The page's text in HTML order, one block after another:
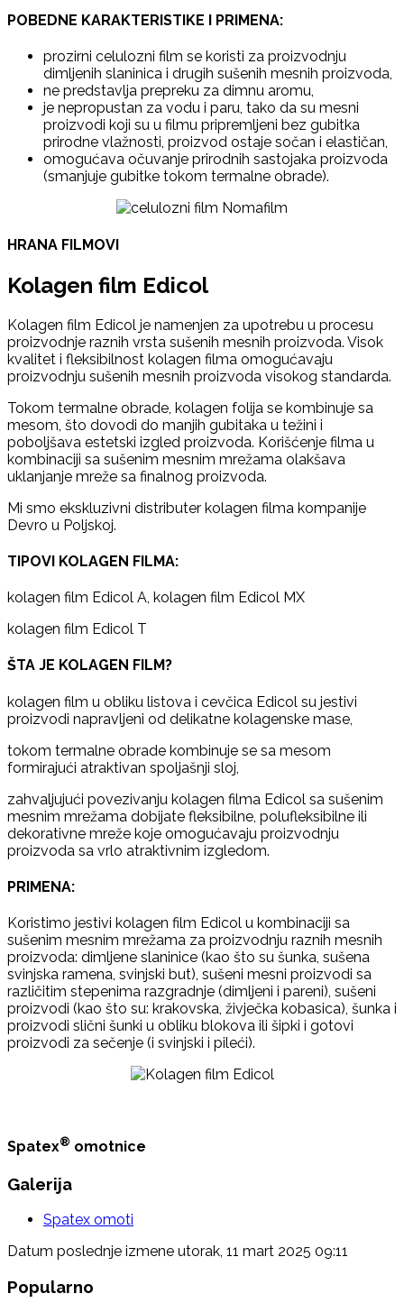
POBEDNE KARAKTERISTIKE I PRIMENA:
prozirni celulozni film se koristi za proizvodnju
dimljenih slaninica i drugih sušenih mesnih proizvoda,
ne predstavlja prepreku za dimnu aromu,
je nepropustan za vodu i paru, tako da su mesni
proizvodi koji su u filmu pripremljeni bez gubitka
prirodne vlažnosti, proizvod ostaje sočan i elastičan,
omogućava očuvanje prirodnih sastojaka proizvoda
(smanjuje gubitke tokom termalne obrade).
HRANA FILMOVI
Kolagen film Edicol
Kolagen film Edicol je namenjen za upotrebu u procesu
proizvodnje raznih vrsta sušenih mesnih proizvoda. Visok
kvalitet i fleksibilnost kolagen filma omogućavaju
proizvodnju sušenih mesnih proizvoda visokog standarda.
Tokom termalne obrade, kolagen folija se kombinuje sa
mesom, što dovodi do manjih gubitaka u težini i
poboljšava estetski izgled proizvoda. Korišćenje filma u
kombinaciji sa sušenim mesnim mrežama olakšava
uklanjanje mreže sa finalnog proizvoda.
Mi smo ekskluzivni distributer kolagen filma kompanije
Devro u Poljskoj.
TIPOVI KOLAGEN FILMA:
kolagen film Edicol A, kolagen film Edicol MX
kolagen film Edicol T
ŠTA JE KOLAGEN FILM?
kolagen film u obliku listova i cevčica Edicol su jestivi
proizvodi napravljeni od delikatne kolagenske mase,
tokom termalne obrade kombinuje se sa mesom
formirajući atraktivan spoljašnji sloj,
zahvaljujući povezivanju kolagen filma Edicol sa sušenim
mesnim mrežama dobijate fleksibilne, polufleksibilne ili
dekorativne mreže koje omogućavaju proizvodnju
proizvoda sa vrlo atraktivnim izgledom.
PRIMENA:
Koristimo jestivi kolagen film Edicol u kombinaciji sa
sušenim mesnim mrežama za proizvodnju raznih mesnih
proizvoda: dimljene slaninice (kao što su šunka, sušena
svinjska ramena, svinjski but), sušeni mesni proizvodi sa
različitim stepenima razgradnje (dimljeni i pareni), sušeni
proizvodi (kao što su: krakovska, živječka kobasica), šunka i
proizvodi slični šunki u obliku blokova ili šipki i gotovi
proizvodi za sečenje (i svinjski i pileći).
Spatex® omotnice
Galerija
Spatex omoti
Datum poslednje izmene utorak, 11 mart 2025 09:11
Popularno